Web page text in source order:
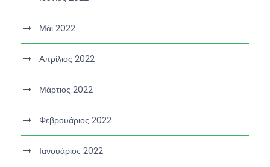
Μάι 2022
Απρίλιος 2022
Μάρτιος 2022
Φεβρουάριος 2022
Ιανουάριος 2022